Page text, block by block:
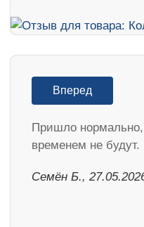
Вперед
Пришло
временем не будут.
Семён Б.,